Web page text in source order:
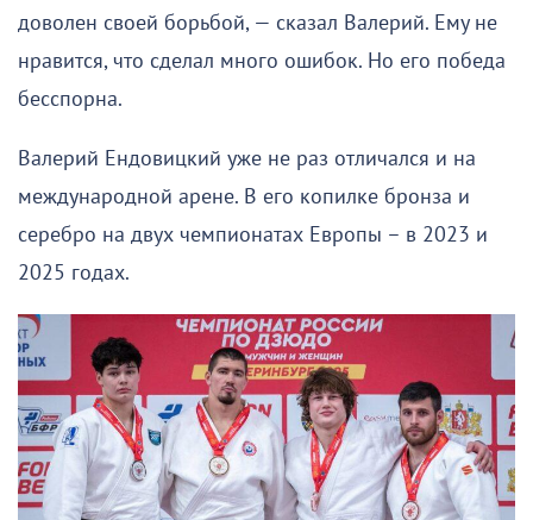
доволен своей борьбой, — сказал Валерий. Ему не
нравится, что сделал много ошибок. Но его победа
бесспорна.
Валерий Ендовицкий уже не раз отличался и на
международной арене. В его копилке бронза и
серебро на двух чемпионатах Европы – в 2023 и
2025 годах.